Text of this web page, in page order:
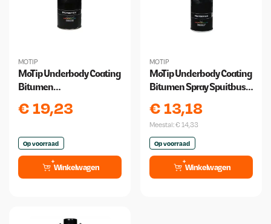
MOTIP
MoTip Underbody Coating
Bitumen
€19,23
Op voorraad
Winkelwagen
MOTIP
MoTip Underbody Coating
Bitumen Spray Spuitbus
€13,18
Meestal:€ 14,33
Op voorraad
Winkelwagen